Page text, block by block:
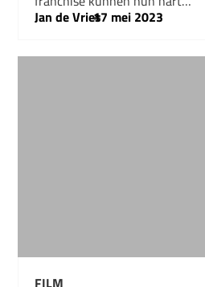
Jan de Vries
–
17 mei 2023
FILM